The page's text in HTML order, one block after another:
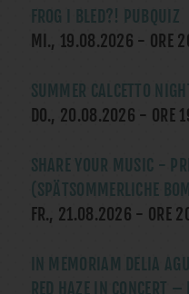
FROG I BLED?! PUBQUIZ
MI., 19.08.2026 - ORE
SUMMER CALCETTO
DO., 20.08.2026 - ORE
SHARE YOUR MUSIC -
(SPÄTSOMMERLICHE
FR., 21.08.2026 - ORE
IN MEMORIAM DELIA
RED HAZE IN CONCERT –